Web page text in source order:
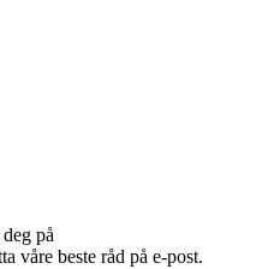
på
våre beste råd på e-post.